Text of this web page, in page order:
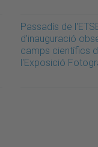
Passadís de
d'inauguració
camps científics
l'Exposició